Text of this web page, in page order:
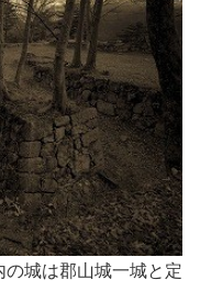
城は郡山城一城と定